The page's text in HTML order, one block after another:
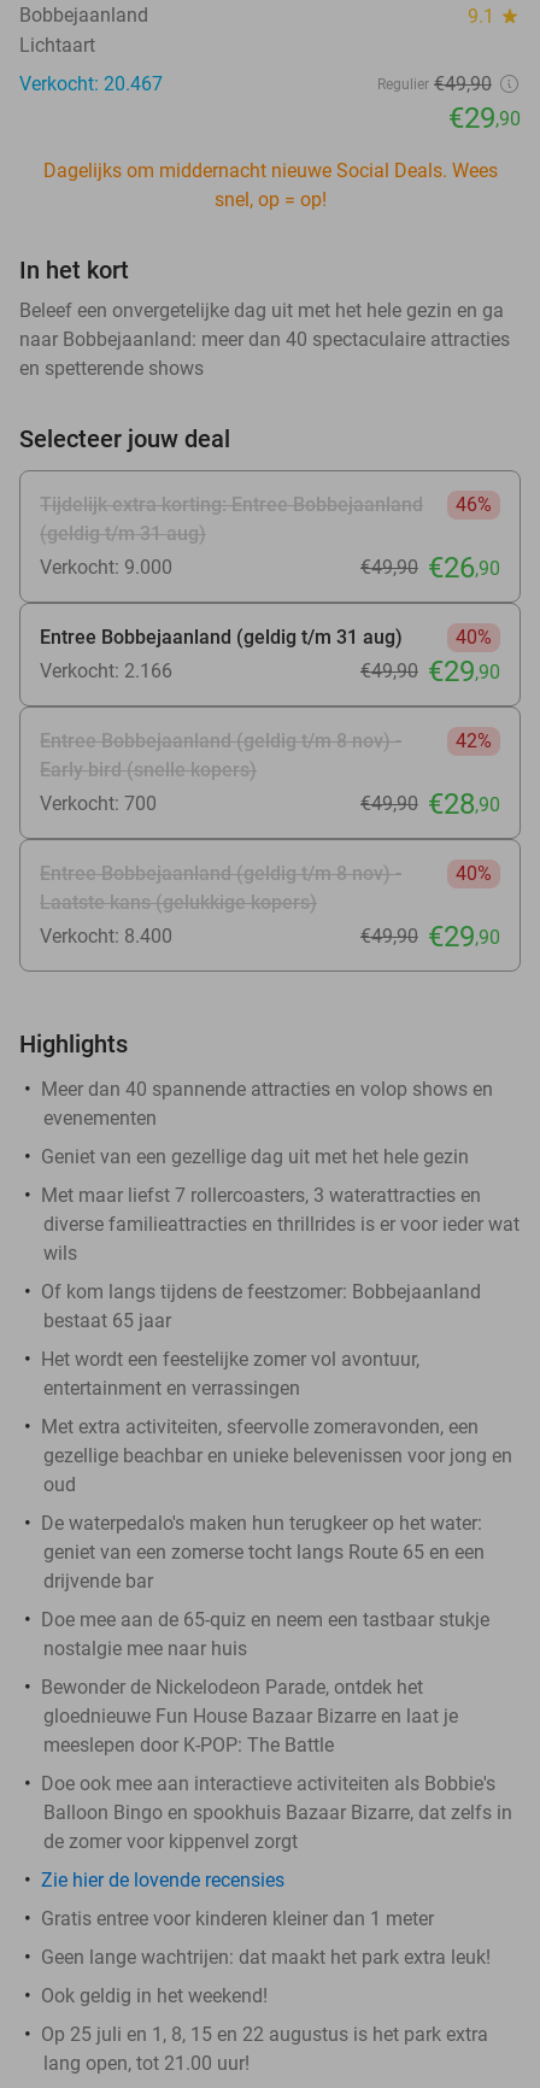
Bobbejaanland 9.1 star
Lichtaart
Verkocht: 20.467
Regulier €49,90
€29,90
Dagelijks om middernacht nieuwe Social Deals. Wees
snel, op = op!
In het kort
Beleef een onvergetelijke dag uit met het hele gezin en ga
naar Bobbejaanland: meer dan 40 spectaculaire attracties
en spetterende shows
Selecteer jouw deal
Tijdelijk extra korting: Entree Bobbejaanland
(geldig t/m 31 aug)
46%
Verkocht: 9.000 €49,90 €26,90
Entree Bobbejaanland (geldig t/m 31 aug)
40%
Verkocht: 2.166
€49,90 €29,90
Entree Bobbejaanland (geldig t/m 8 nov) -
Early bird (snelle kopers)
42%
Verkocht: 700 €49,90 €28,90
Entree Bobbejaanland (geldig t/m 8 nov) -
Laatste kans (gelukkige kopers)
40%
Verkocht: 8.400 €49,90 €29,90
Highlights
Meer dan 40 spannende attracties en volop shows en
evenementen
Geniet van een gezellige dag uit met het hele gezin
Met maar liefst 7 rollercoasters, 3 waterattracties en
diverse familieattracties en thrillrides is er voor ieder wat
wils
Of kom langs tijdens de feestzomer: Bobbejaanland
bestaat 65 jaar
Het wordt een feestelijke zomer vol avontuur,
entertainment en verrassingen
Met extra activiteiten, sfeervolle zomeravonden, een
gezellige beachbar en unieke belevenissen voor jong en
oud
De waterpedalo's maken hun terugkeer op het water:
geniet van een zomerse tocht langs Route 65 en een
drijvende bar
Doe mee aan de 65-quiz en neem een tastbaar stukje
nostalgie mee naar huis
Bewonder de Nickelodeon Parade, ontdek het
gloednieuwe Fun House Bazaar Bizarre en laat je
meeslepen door K-POP: The Battle
Doe ook mee aan interactieve activiteiten als Bobbie's
Balloon Bingo en spookhuis Bazaar Bizarre, dat zelfs in
de zomer voor kippenvel zorgt
Zie hier de lovende recensies
Gratis entree voor kinderen kleiner dan 1 meter
Geen lange wachtrijen: dat maakt het park extra leuk!
Ook geldig in het weekend!
Op 25 juli en 1, 8, 15 en 22 augustus is het park extra
lang open, tot 21.00 uur!